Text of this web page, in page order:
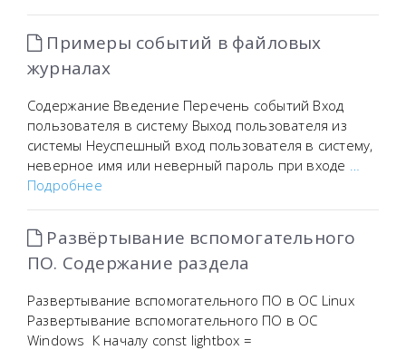
Примеры событий в файловых
журналах
Содержание Введение Перечень событий Вход
пользователя в систему Выход пользователя из
системы Неуспешный вход пользователя в систему,
неверное имя или неверный пароль при входе …
Подробнее
Развёртывание вспомогательного
ПО. Содержание раздела
Развертывание вспомогательного ПО в ОС Linux
Развертывание вспомогательного ПО в ОС
Windows ‌ К началу const lightbox =